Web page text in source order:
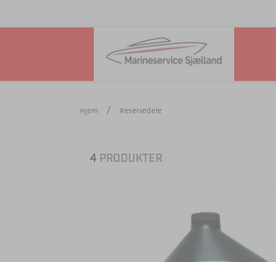
Hjem Reservedele
4PRODUKTER